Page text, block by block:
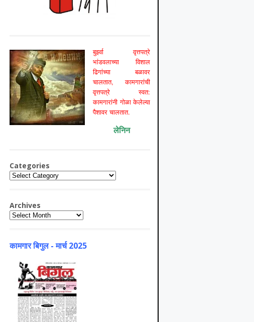
बुर्झ्वा वृत्तपत्रे
भांडवलाच्या विशाल
ढिगांच्या बळावर
चालतात, कामगारांची
वृत्तपत्रे स्वत:
कामगारांनी गोळा केलेल्या
पैशावर चालतात.
लेनिन
Categories
Categories
Archives
Archives
कामगार बिगुल - मार्च 2025